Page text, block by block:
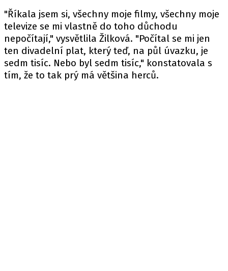
"Říkala jsem si, všechny moje filmy, všechny moje
televize se mi vlastně do toho důchodu
nepočítají," vysvětlila Žilková. "Počítal se mi jen
ten divadelní plat, který teď, na půl úvazku, je
sedm tisíc. Nebo byl sedm tisíc," konstatovala s
tím, že to tak prý má většina herců.